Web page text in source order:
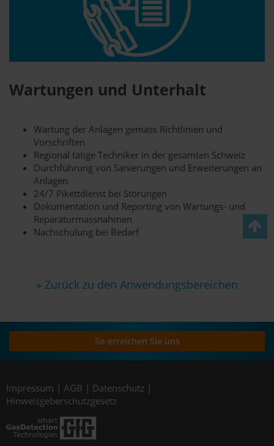
Wartungen und Unterhalt
Wartung der Anlagen gemäss Richtlinien und
Vorschriften
Regional tätige Techniker in der gesamten Schweiz
Durchführung von Sanierungen und Erweiterungen an
Anlagen
24/7 Pikettdienst bei Störungen
Dokumentation und Reporting von Wartungs- und
Reparaturmassnahmen
Nachschulung bei Bedarf
» Zurück zu den Anwendungsbereichen
So erreichen Sie uns
Impressum | AGB | Datenschutz |
Hinweisgeberschutzgesetz